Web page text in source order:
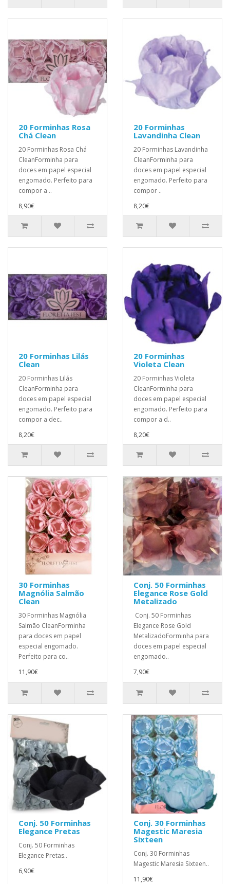
20 Forminhas Rosa
Chá Clean
20 Forminhas Rosa Chá
CleanForminha para
doces em papel especial
engomado. Perfeito para
compor a ..
8,90€
20 Forminhas
Lavandinha Clean
20 Forminhas Lavandinha
CleanForminha para
doces em papel especial
engomado. Perfeito para
compor ..
8,20€
20 Forminhas Lilás
Clean
20 Forminhas Lilás
CleanForminha para
doces em papel especial
engomado. Perfeito para
compor a dec..
8,20€
20 Forminhas
Violeta Clean
20 Forminhas Violeta
CleanForminha para
doces em papel especial
engomado. Perfeito para
compor a d..
8,20€
30 Forminhas
Magnólia Salmão
Clean
30 Forminhas Magnólia
Salmão CleanForminha
para doces em papel
especial engomado.
Perfeito para co..
11,90€
Conj. 50 Forminhas
Elegance Rose Gold
Metalizado
Conj. 50 Forminhas
Elegance Rose Gold
MetalizadoForminha para
doces em papel especial
engomado..
7,90€
Conj. 50 Forminhas
Elegance Pretas
Conj. 50 Forminhas
Elegance Pretas..
6,90€
Conj. 30 Forminhas
Magestic Maresia
Sixteen
Conj. 30 Forminhas
Magestic Maresia Sixteen..
11,90€